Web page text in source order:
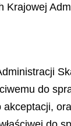
Krajowej
do
akceptacji,